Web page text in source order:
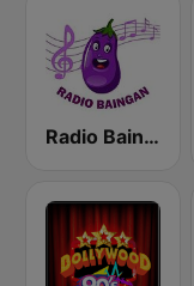
Radio Baingan